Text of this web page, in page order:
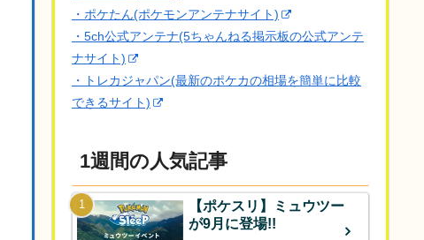
・ポケたん(ポケモンアンテナサイト)
・5ch公式アンテナ(5ちゃんねる掲示板の公式アンテ
ナサイト)
・トレカジャパン(最新のポケカの相場を簡単に比較
できるサイト)
1週間の人気記事
【ポケスリ】ミュウツー
が9月に登場!!